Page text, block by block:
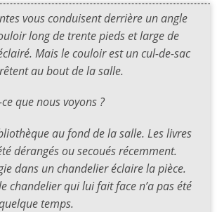
vous conduisent derrière un angle
long de trente pieds et large de
Mais le couloir est un cul-de-sac
au bout de la salle.
ce que nous voyons ?
au fond de la salle. Les livres
dérangés ou secoués récemment.
dans un chandelier éclaire la pièce.
chandelier qui lui fait face n’a pas été
temps.